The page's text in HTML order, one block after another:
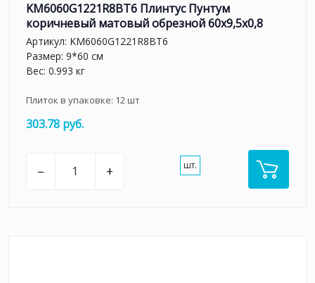
KM6060G1221R8BT6 Плинтус Пунтум
коричневый матовый обрезной 60x9,5x0,8
Артикул: KM6060G1221R8BT6
Размер: 9*60 см
Вес: 0.993 кг
Плиток в упаковке: 12шт
303.78 руб.
– + шт.